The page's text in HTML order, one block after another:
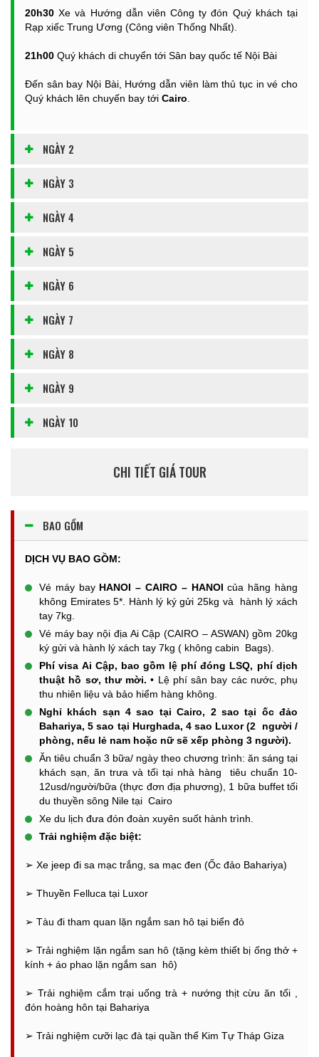
20h30Xe và Hướng dẫn viên Công ty đón Quý khách tại
Rạp xiếc Trung Ương (Công viên Thống Nhất).
21h00 Quý khách di chuyển tới Sân bay quốc tế Nội Bài
Đến sân bay Nội Bài, Hướng dẫn viên làm thủ tục in vé cho
Quý khách lên chuyến bay tới Cairo.
NGÀY 2
NGÀY 3
NGÀY 4
NGÀY 5
NGÀY 6
NGÀY 7
NGÀY 8
NGÀY 9
NGÀY 10
CHI TIẾT GIÁ TOUR
BAO GỒM
DỊCH VỤ BAO GỒM:
Vé máy bay HANOI – CAIRO – HANOIcủa hãng hàng
không Emirates 5*. Hành lý ký gửi 25kg và hành lý xách
tay 7kg.
Vé máy bay nội địa Ai Cập (CAIRO – ASWAN) gồm 20kg
ký gửi và hành lý xách tay 7kg ( không cabin Bags).
Phí visa Ai Cập, bao gồm lệ phí đóng LSQ, phí dịch
thuật hồ sơ, thư mời.• Lệ phí sân bay các nước, phụ
thu nhiên liệu và bảo hiểm hàng không.
Nghỉ khách sạn 4 sao tại Cairo, 2 sao tại ốc đảo
Bahariya, 5 sao tại Hurghada, 4 sao Luxor (2 người /
phòng, nếu lẻ nam hoặc nữ sẽ xếp phòng 3 người).
Ăn tiêu chuẩn 3 bữa/ ngày theo chương trình: ăn sáng tại
khách sạn, ăn trưa và tối tại nhà hàng tiêu chuẩn 10-
12usd/người/bữa (thực đơn địa phương), 1 bữa buffet tối
du thuyền sông Nile tại Cairo
Xe du lịch đưa đón đoàn xuyên suốt hành trình.
Trải nghiệm đặc biệt:
➢ Xe jeep đi sa mạc trắng, sa mạc đen (Ốc đảo Bahariya)
➢ Thuyền Felluca tại Luxor
➢ Tàu đi tham quan lặn ngắm san hô tại biển đỏ
➢Trải nghiệm lặn ngắm san hô (tặng kèm thiết bị ống thở +
kính + áo phao lặn ngắm san hô)
➢ Trải nghiệm cắm trại uống trà + nướng thịt cừu ăn tối ,
đón hoàng hôn tại Bahariya
➢ Trải nghiệm cưỡi lạc đà tại quần thể Kim Tự Tháp Giza